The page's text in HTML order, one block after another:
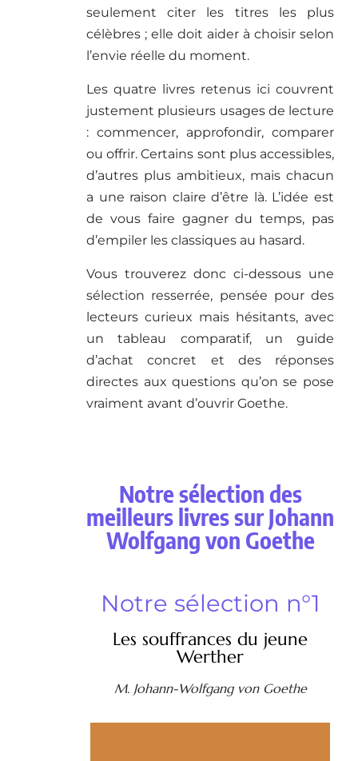
seulement citer les titres les plus
célèbres ; elle doit aider à choisir selon
l’envie réelle du moment.
Les quatre livres retenus ici couvrent
justement plusieurs usages de lecture
: commencer, approfondir, comparer
ou offrir. Certains sont plus accessibles,
d’autres plus ambitieux, mais chacun
a une raison claire d’être là. L’idée est
de vous faire gagner du temps, pas
d’empiler les classiques au hasard.
Vous trouverez donc ci-dessous une
sélection resserrée, pensée pour des
lecteurs curieux mais hésitants, avec
un tableau comparatif, un guide
d’achat concret et des réponses
directes aux questions qu’on se pose
vraiment avant d’ouvrir Goethe.
Notre sélection des
meilleurs livres sur Johann
Wolfgang von Goethe
Notre sélection n°1
Les souffrances du jeune
Werther
M. Johann-Wolfgang von Goethe